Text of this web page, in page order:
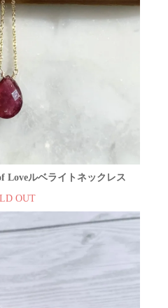
Loveルベライトネックレス
OUT